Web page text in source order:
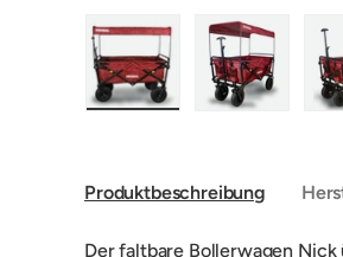
Produktbeschreibung
Der faltbare Bollerwagen